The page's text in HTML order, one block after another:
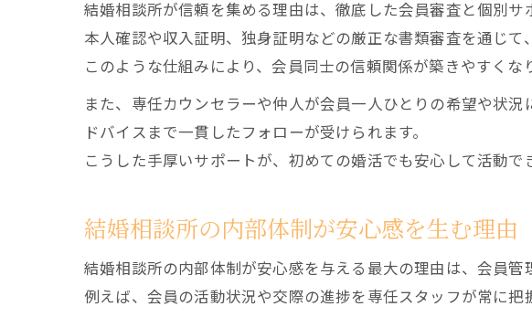
結婚相談
結婚相
ルール違
結婚相談
結婚相談
結婚相談
結婚相談所が信頼を集める理由は、徹底した会員審査と個別サ
本人確認や収入証明、独身証明などの厳正な書類審査を通じて
このような仕組みにより、会員同士の信頼関係が築きやすくな
また、専任カウンセラーや仲人が会員一人ひとりの希望や状
ドバイスまで一貫したフォローが受けられます。
こうした手厚いサポートが、初めての婚活でも安心して活動で
結婚相談所の内部体制が安心感を生む理由
結婚相談所の内部体制が安心感を与える最大の理由は、会員
例えば、会員の活動状況や交際の進捗を専任スタッフが常に